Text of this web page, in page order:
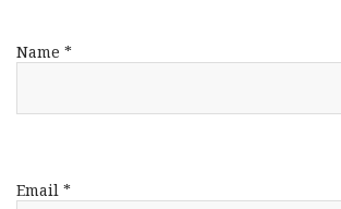
Name *
Email *